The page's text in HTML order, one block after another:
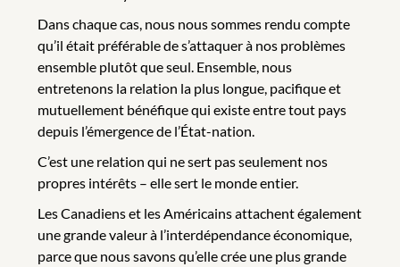
Dans chaque cas, nous nous sommes rendu compte
qu’il était préférable de s’attaquer à nos problèmes
ensemble plutôt que seul. Ensemble, nous
entretenons la relation la plus longue, pacifique et
mutuellement bénéfique qui existe entre tout pays
depuis l’émergence de l’État-nation.
C’est une relation qui ne sert pas seulement nos
propres intérêts – elle sert le monde entier.
Les Canadiens et les Américains attachent également
une grande valeur à l’interdépendance économique,
parce que nous savons qu’elle crée une plus grande